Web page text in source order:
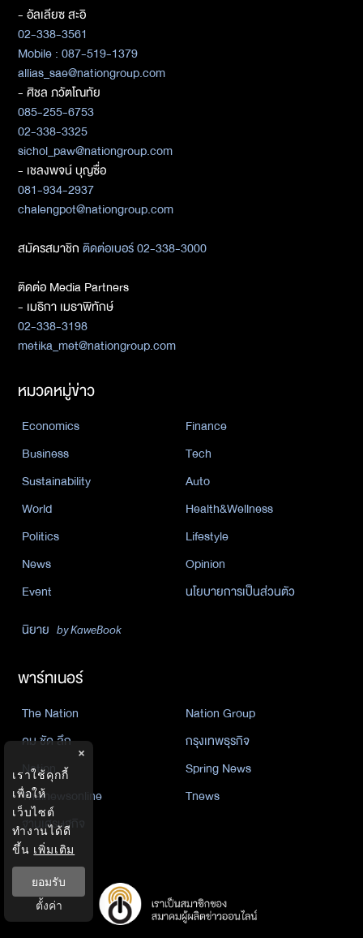
- อัลเลียซ สะอิ
02-338-3561
Mobile : 087-519-1379
allias_sae@nationgroup.com
- ศิชล ภวัตโณทัย
085-255-6753
02-338-3325
sichol_paw@nationgroup.com
- เชลงพจน์ บุญซื่อ
081-934-2937
chalengpot@nationgroup.com
สมัครสมาชิกติดต่อเบอร์ 02-338-3000
ติดต่อ Media Partners
- เมธิกา เมธาพิทักษ์
02-338-3198
metika_met@nationgroup.com
หมวดหมู่ข่าว
Economics
Finance
Business
Tech
Sustainability
Auto
World
Health&Wellness
Politics
Lifestyle
News
Opinion
Event
นโยบายการเป็นส่วนตัว
นิยาย by KaweBook
พาร์ทเนอร์
The Nation
Nation Group
คม ชัด ลึก
กรุงเทพธุรกิจ
Nation
Spring News
Thainewsonline
Tnews
ฐานเศรษฐกิจ
×
เราใช้คุกกี้
เพื่อให้
เว็บไซต์
ทำงานได้ดี
ขึ้น เพิ่มเติม
ยอมรับ
ตั้งค่า